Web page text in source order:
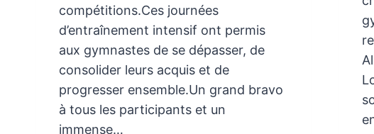
compétitions.Ces journées
d’entraînement intensif ont permis
aux gymnastes de se dépasser, de
consolider leurs acquis et de
progresser ensemble.Un grand bravo
à tous les participants et un
immense…